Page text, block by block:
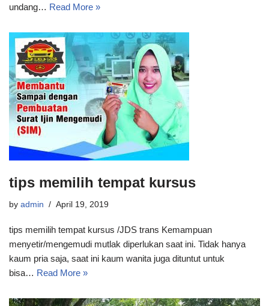
undang… Read More »
tips memilih tempat kursus
by admin April 19, 2019
tips memilih tempat kursus /JDS trans Kemampuan
menyetir/mengemudi mutlak diperlukan saat ini. Tidak hanya
kaum pria saja, saat ini kaum wanita juga dituntut untuk
bisa… Read More »